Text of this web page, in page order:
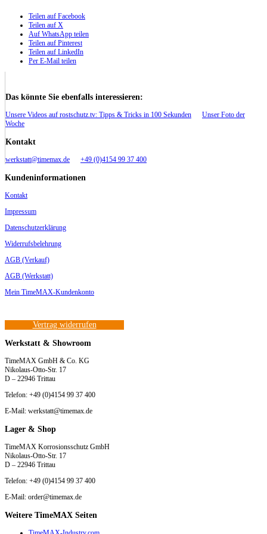
Teilen auf Facebook
Teilen auf X
Auf WhatsApp teilen
Teilen auf Pinterest
Teilen auf LinkedIn
Per E-Mail teilen
Das könnte Sie ebenfalls interessieren:
Unsere Videos auf rostschutz.tv: Tipps & Tricks in 100 Sekunden
Unser Foto der
Woche
Kontakt
werkstatt@timemax.de +49 (0)4154 99 37 400
Kundeninformationen
Kontakt
Impressum
Datenschutzerklärung
Widerrufsbelehrung
AGB (Verkauf)
AGB (Werkstatt)
Mein TimeMAX-Kundenkonto
Vertrag widerrufen
Werkstatt & Showroom
TimeMAX GmbH & Co. KG
Nikolaus-Otto-Str. 17
D – 22946 Trittau
Telefon: +49 (0)4154 99 37 400
E-Mail: werkstatt@timemax.de
Lager & Shop
TimeMAX Korrosionsschutz GmbH
Nikolaus-Otto-Str. 17
D – 22946 Trittau
Telefon: +49 (0)4154 99 37 400
E-Mail: order@timemax.de
Weitere TimeMAX Seiten